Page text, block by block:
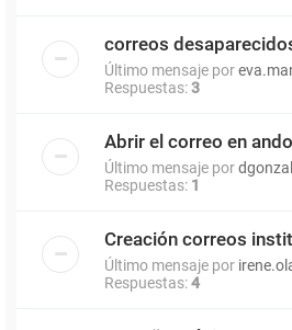
correos
Último mensaje por
Respuestas:3
Abrir el correo en
Último mensaje por
Respuestas: 1
Creación correos
Último mensaje por
Respuestas:4